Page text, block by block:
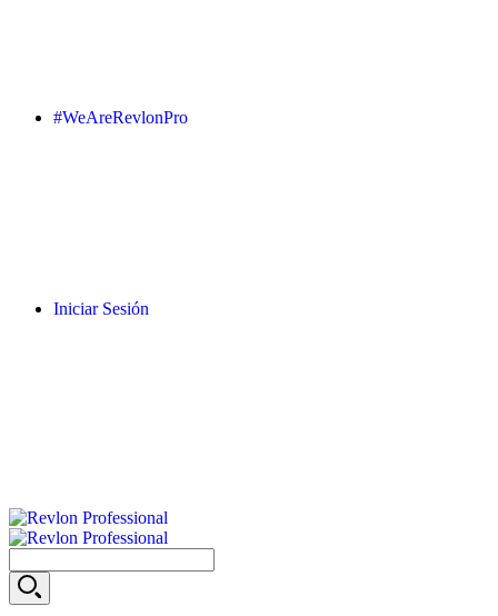
#WeAreRevlonPro
Iniciar Sesión